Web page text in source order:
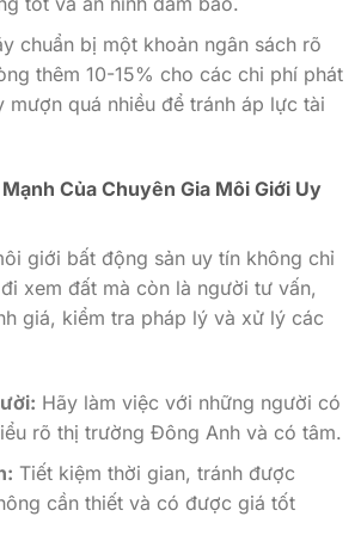
chuẩn bị một khoản ngân sách rõ
thêm 10-15% cho các chi phí phát
mượn quá nhiều để tránh áp lực tài
Của Chuyên Gia Môi Giới Uy
giới bất động sản uy tín không chỉ
xem đất mà còn là người tư vấn,
giá, kiểm tra pháp lý và xử lý các
Hãy làm việc với những người có
rõ thị trường Đông Anh và có tâm.
Tiết kiệm thời gian, tránh được
cần thiết và có được giá tốt